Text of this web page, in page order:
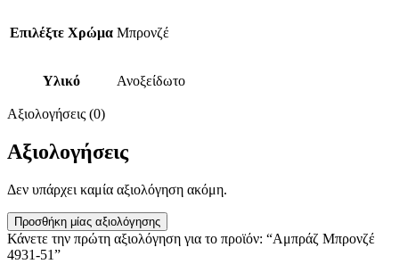
Επιλέξτε Χρώμα Μπρονζέ
Υλικό Ανοξείδωτο
Αξιολογήσεις (0)
Αξιολογήσεις
Δεν υπάρχει καμία αξιολόγηση ακόμη.
Προσθήκη μίας αξιολόγησης
Κάνετε την πρώτη αξιολόγηση για το προϊόν: “Αμπράζ Μπρονζέ
4931-51”